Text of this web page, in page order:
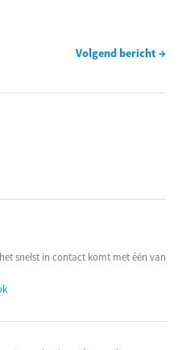
Volgend bericht →
snelst in contact komt met één van